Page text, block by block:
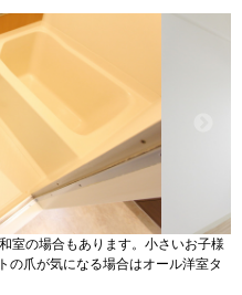
室の場合もあります。小さいお子様
の爪が気になる場合はオール洋室タ